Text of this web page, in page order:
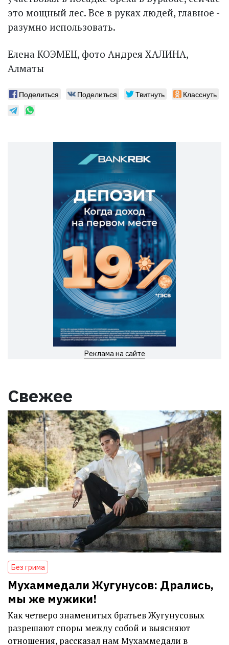
это мощный лес. Все в руках людей, главное -
разумно использовать.
Елена КОЭМЕЦ, фото Андрея ХАЛИНА,
Алматы
Поделиться Поделиться Твитнуть Класснуть
Реклама на сайте
Свежее
Без грима
Мухаммедали Жугунусов: Дрались,
мы же мужики!
Как четверо знаменитых братьев Жугунусовых
разрешают споры между собой и выясняют
отношения, рассказал нам Мухаммедали в